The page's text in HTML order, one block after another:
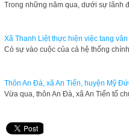
Trong những năm qua, dưới sự lãnh
Xã Thanh Liệt thực hiện việc tang
Có sự vào cuộc của cả hệ thống
Thôn An Đà, xã An Tiến, huyện Mỹ
Vừa qua, thôn An Đà, xã An Tiến tổ